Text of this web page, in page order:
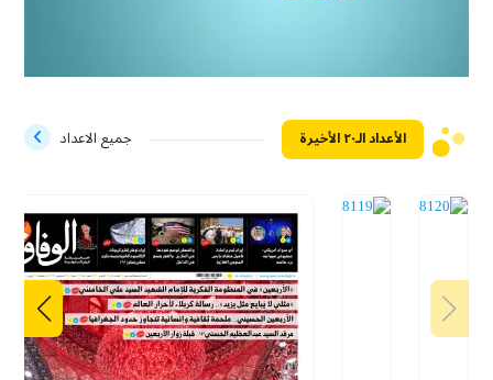
الأعداد الـ۲۰ الأخيرة جميع الاعداد